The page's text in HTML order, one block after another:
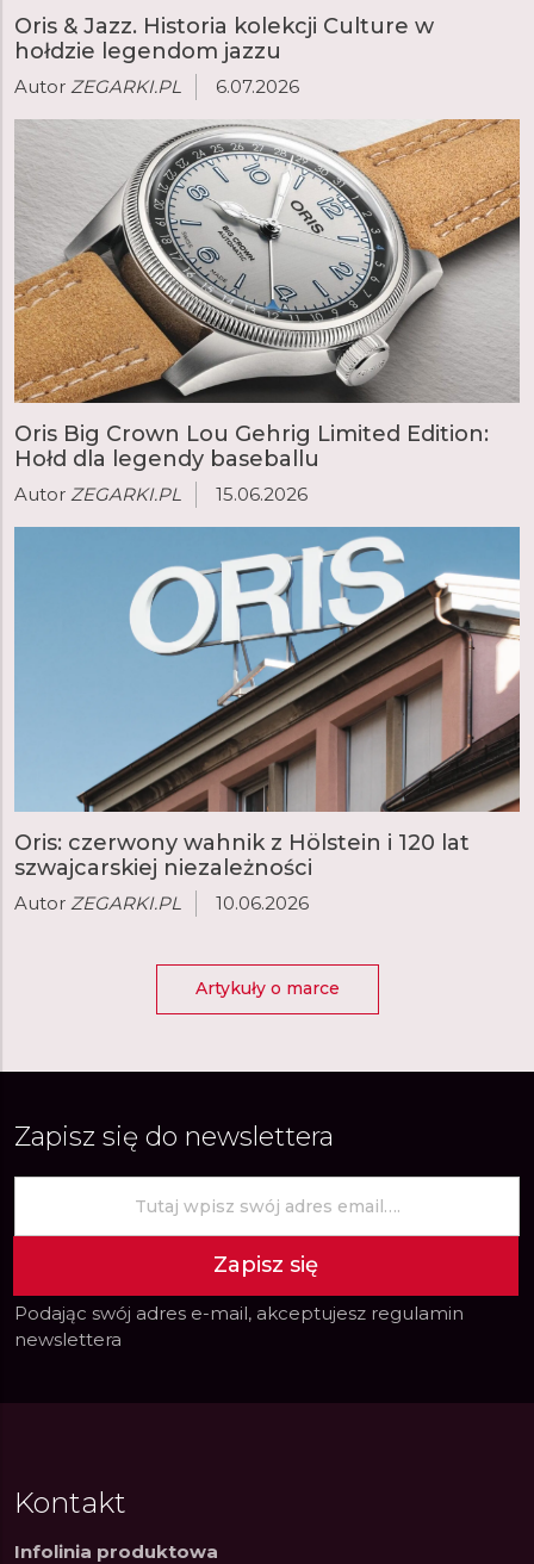
Oris & Jazz. Historia kolekcji Culture w
hołdzie legendom jazzu
Autor ZEGARKI.PL 6.07.2026
Oris Big Crown Lou Gehrig Limited Edition:
Hołd dla legendy baseballu
Autor ZEGARKI.PL 15.06.2026
Oris: czerwony wahnik z Hölstein i 120 lat
szwajcarskiej niezależności
Autor ZEGARKI.PL 10.06.2026
Artykuły o marce
Zapisz się do newslettera
Zapisz się
Podając swój adres e-mail, akceptujesz regulamin
newslettera
Kontakt
Infolinia produktowa